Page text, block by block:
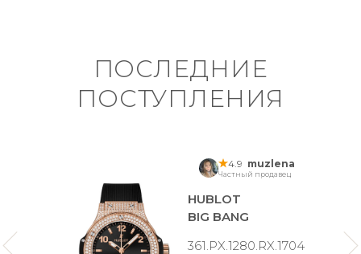
ПОСЛЕДНИЕ
ПОСТУПЛЕНИЯ
4.9 muzlena
Частный продавец
HUBLOT
BIG BANG
361.PX.1280.RX.1704